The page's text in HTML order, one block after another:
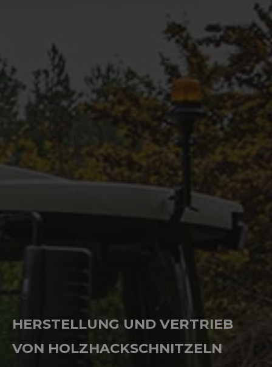
HERSTELLUNG UND VERTRIEB
VON HOLZHACKSCHNITZELN